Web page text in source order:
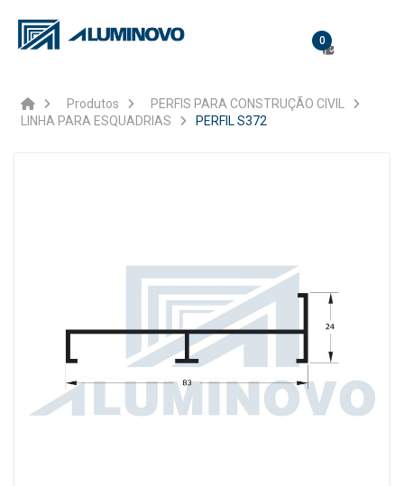
0
Produtos
PERFIS PARA CONSTRUÇÃO CIVIL
LINHA PARA ESQUADRIAS
PERFIL S372